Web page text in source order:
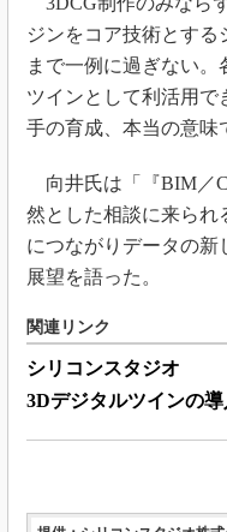
ジンをコア技術とする
まで一例に過ぎない
ツインとして利活用
手の育成、本当の意味
向井氏は「『BIM／
然とした相談に来られ
につながりデータの新
展望を語った。
関連リンク
シリコンスタジオ
3Dデジタルツインの導